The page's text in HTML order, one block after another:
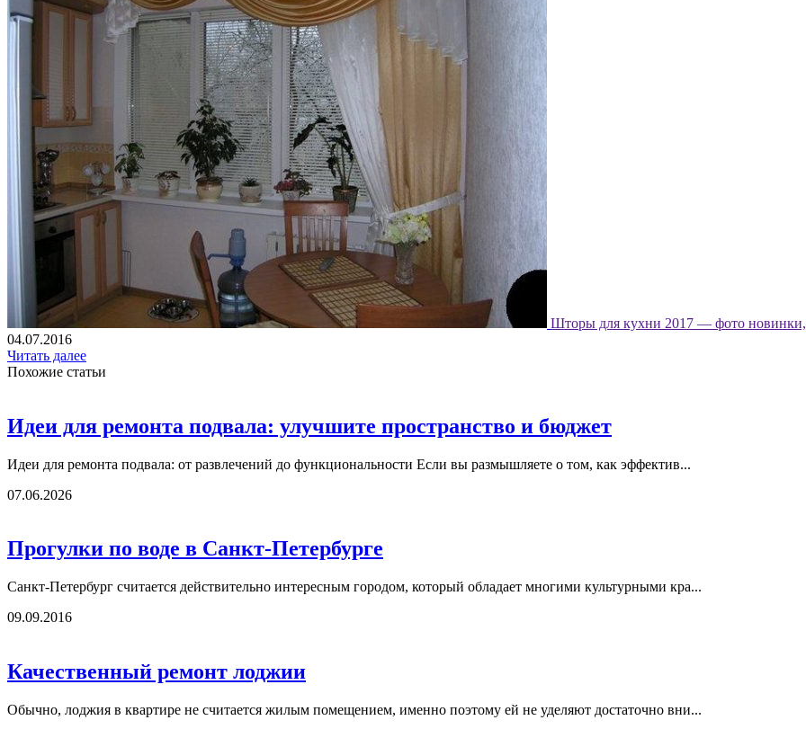
Шторы для кухни 2017 — фото новинки,
04.07.2016
Читать далее
Похожие статьи
Идеи для ремонта подвала: улучшите пространство и бюджет
Идеи для ремонта подвала: от развлечений до функциональности Если вы размышляете о том, как эффектив...
07.06.2026
Прогулки по воде в Санкт-Петербурге
Санкт-Петербург считается действительно интересным городом, который обладает многими культурными кра...
09.09.2016
Качественный ремонт лоджии
Обычно, лоджия в квартире не считается жилым помещением, именно поэтому ей не уделяют достаточно вни...